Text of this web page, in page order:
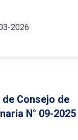
2026
Consejo de
N° 09-2025